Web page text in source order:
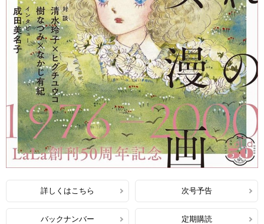
詳しくはこちら 次号予告
バックナンバー 定期購読